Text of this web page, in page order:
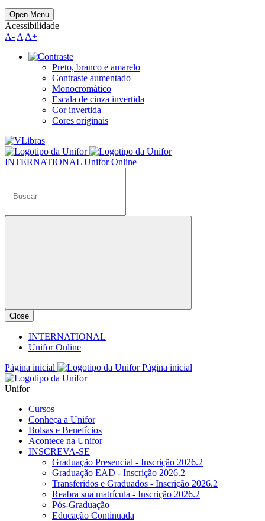
Open Menu
Acessibilidade
A- A A+
Preto, branco e amarelo
Contraste aumentado
Monocromático
Escala de cinza invertida
Cor invertida
Cores originais
INTERNATIONAL Unifor Online
Close
INTERNATIONAL
Unifor Online
Página inicial
Página inicial
Unifor
Cursos
Conheça a Unifor
Bolsas e Benefícios
Acontece na Unifor
INSCREVA-SE
Graduação Presencial - Inscrição 2026.2
Graduação EAD - Inscrição 2026.2
Transferidos e Graduados - Inscrição 2026.2
Reabra sua matrícula - Inscrição 2026.2
Pós-Graduação
Educação Continuada